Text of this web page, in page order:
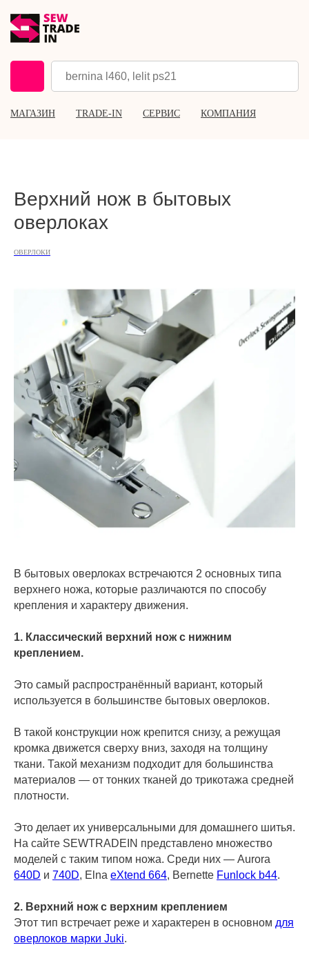
МАГАЗИН TRADE-IN СЕРВИС КОМПАНИЯ
Верхний нож в бытовых
оверлоках
ОВЕРЛОКИ
В бытовых оверлоках встречаются 2 основных типа
верхнего ножа, которые различаются по способу
крепления и характеру движения.
1. Классический верхний нож с нижним
креплением.
Это самый распространённый вариант, который
используется в большинстве бытовых оверлоков.
В такой конструкции нож крепится снизу, а режущая
кромка движется сверху вниз, заходя на толщину
ткани. Такой механизм подходит для большинства
материалов — от тонких тканей до трикотажа средней
плотности.
Это делает их универсальными для домашнего шитья.
На сайте SEWTRADEIN представлено множество
моделей с таким типом ножа. Среди них — Aurora
640D и 740D, Elna eXtend 664, Bernette Funlock b44.
2. Верхний нож с верхним креплением
Этот тип встречает реже и характерен в основном для
оверлоков марки Juki.